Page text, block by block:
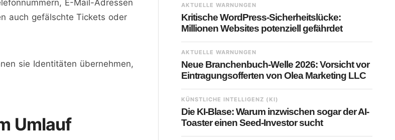
E-Mail-Adressen
auch gefälschte Tickets oder
sie Identitäten übernehmen,
Umlauf
AKTUELLE WARNUNGEN
Kritische WordPress-Sicherheitslücke:
Millionen Websites potenziell gefährdet
AKTUELLE WARNUNGEN
Neue Branchenbuch-Welle 2026: Vorsicht vor
Eintragungsofferten von Olea Marketing LLC
KÜNSTLICHE INTELLIGENZ (KI)
Die KI-Blase: Warum inzwischen sogar der AI-
Toaster einen Seed-Investor sucht